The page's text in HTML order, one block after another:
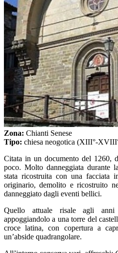
Zona: Chianti Senese
Tipo: chiesa neogotica (XIII°-
Citata in un documento del 1260,
poco. Molto danneggiata durante
stata ricostruita con una facciata
originario, demolito e ricostruito
danneggiato dagli eventi bellici.
Quello attuale risale agli
appoggiandolo a una torre del
croce latina, con copertura a
un’abside quadrangolare.